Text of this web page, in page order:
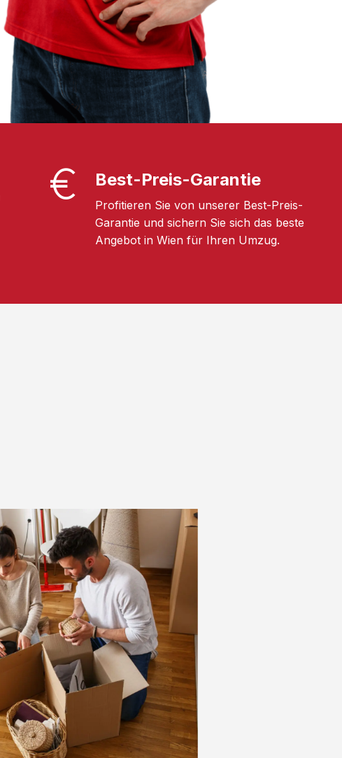
Best-Preis-Garantie
Profitieren Sie von unserer Best-Preis-
Garantie und sichern Sie sich das beste
Angebot in Wien für Ihren Umzug.